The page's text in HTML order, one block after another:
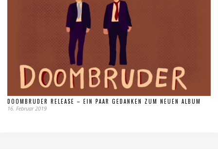
DOOMBRUDER RELEASE – EIN PAAR GEDANKEN ZUM NEUEN ALBUM
16. Februar 2019